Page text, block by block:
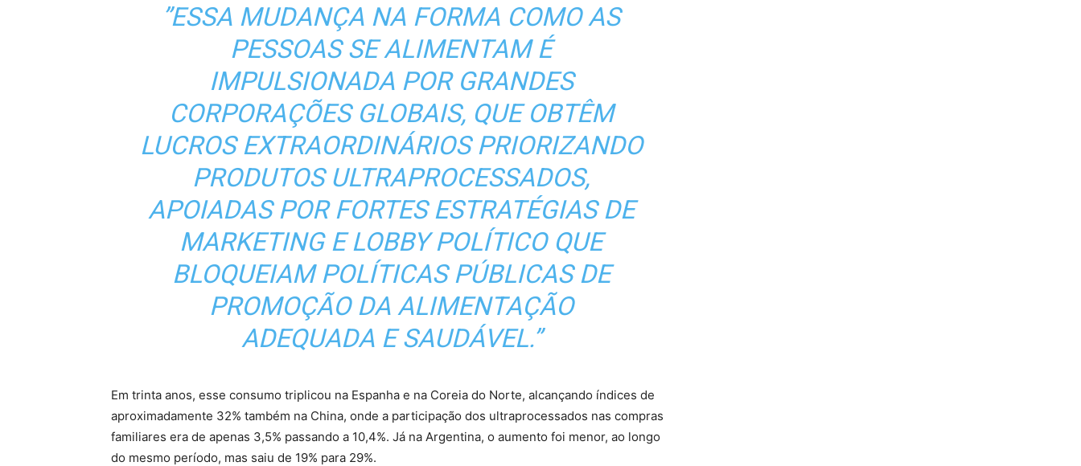
”ESSA MUDANÇA NA FORMA COMO AS
PESSOAS SE ALIMENTAM É
IMPULSIONADA POR GRANDES
CORPORAÇÕES GLOBAIS, QUE OBTÊM
LUCROS EXTRAORDINÁRIOS PRIORIZANDO
PRODUTOS ULTRAPROCESSADOS,
APOIADAS POR FORTES ESTRATÉGIAS DE
MARKETING E LOBBY POLÍTICO QUE
BLOQUEIAM POLÍTICAS PÚBLICAS DE
PROMOÇÃO DA ALIMENTAÇÃO
ADEQUADA E SAUDÁVEL.”
Em trinta anos, esse consumo triplicou na Espanha e na Coreia do Norte, alcançando índices de
aproximadamente 32% também na China, onde a participação dos ultraprocessados nas compras
familiares era de apenas 3,5% passando a 10,4%. Já na Argentina, o aumento foi menor, ao longo
do mesmo período, mas saiu de 19% para 29%.